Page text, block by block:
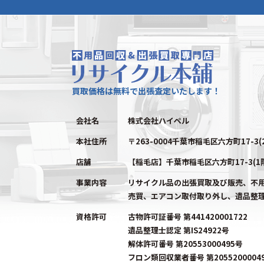
買取価格は無料で出張査定いたします！
会社名
株式会社ハイペル
本社住所
〒263-0004千葉市稲毛区六方町17-
店舗
【稲毛店】千葉市稲毛区六方町17-3(1
事業内容
リサイクル品の出張買取及び販売、不
売買、エアコン取付取り外し、遺品整
資格許可
古物許可証番号 第441420001722
遺品整理士認定 第IS24922号
解体許可番号 第20553000495号
フロン類回収業者番号 第